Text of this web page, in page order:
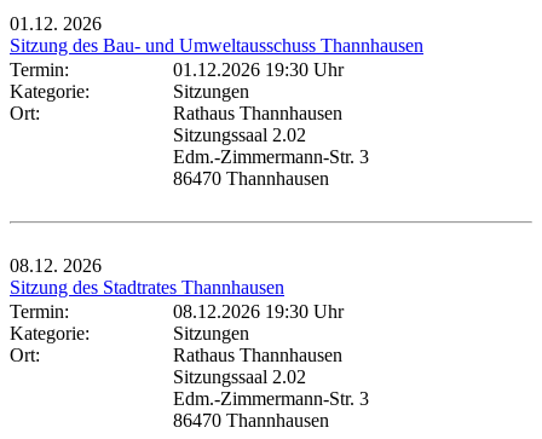
01.12. 2026
Sitzung des Bau- und Umweltausschuss Thannhausen
Termin:
01.12.2026 19:30 Uhr
Kategorie:
Sitzungen
Ort:
Rathaus Thannhausen
Sitzungssaal 2.02
Edm.-Zimmermann-Str. 3
86470 Thannhausen
08.12. 2026
Sitzung des Stadtrates Thannhausen
Termin:
08.12.2026 19:30 Uhr
Kategorie:
Sitzungen
Ort:
Rathaus Thannhausen
Sitzungssaal 2.02
Edm.-Zimmermann-Str. 3
86470 Thannhausen